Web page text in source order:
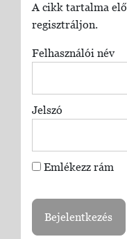
A cikk tartalma
regisztráljon.
Felhasználói név
Jelszó
Emlékezz rám